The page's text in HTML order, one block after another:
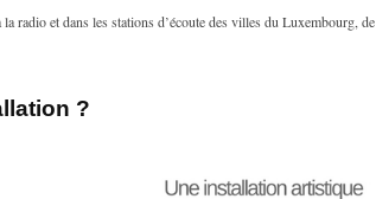
radio et dans les stations d’écoute des villes du Luxembourg, de
?